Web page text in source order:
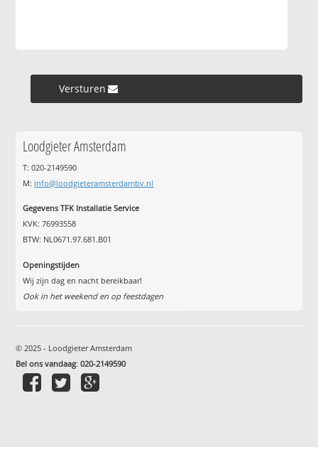
Versturen »
Loodgieter Amsterdam
T: 020-2149590
M: info@loodgieteramsterdambv.nl
Gegevens TFK Installatie Service
KVK: 76993558
BTW: NL0671.97.681.B01
Openingstijden
Wij zijn dag en nacht bereikbaar!
Ook in het weekend en op feestdagen
© 2025 - Loodgieter Amsterdam
Bel ons vandaag:020-2149590